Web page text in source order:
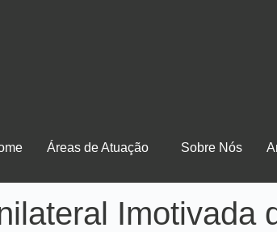
Áreas de Atuação Sobre Nós
Imotivada